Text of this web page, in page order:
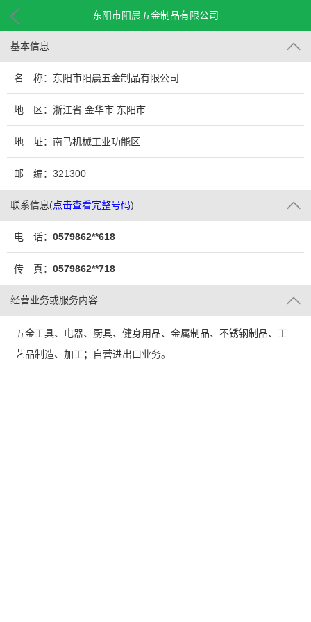
东阳市阳晨五金制品有限公司
基本信息
名 称：东阳市阳晨五金制品有限公司
地 区：浙江省 金华市 东阳市
地 址：南马机械工业功能区
邮 编：321300
联系信息(点击查看完整号码)
电 话： 0579862**618
传 真： 0579862**718
经营业务或服务内容
五金工具、电器、厨具、健身用品、金属制品、不锈钢制品、工
艺品制造、加工；自营进出口业务。